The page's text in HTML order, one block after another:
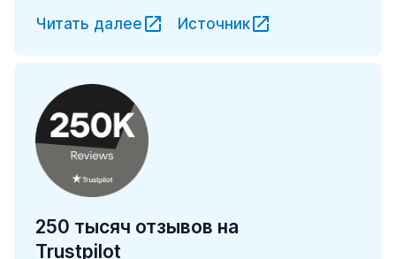
Читать далее
Источник
250 тысяч отзывов на
Trustpilot